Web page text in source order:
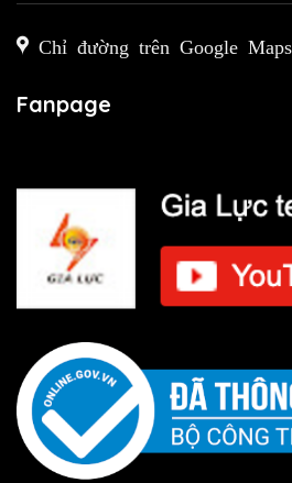
Chỉ đường trên Google Maps
Fanpage